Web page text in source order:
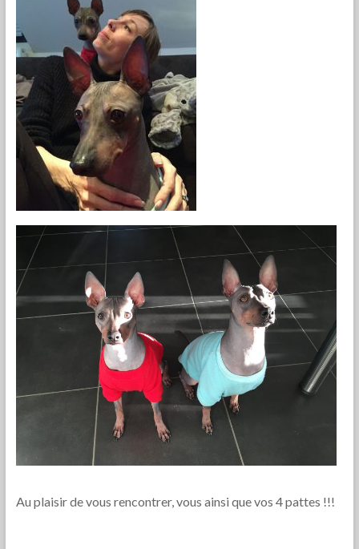
Au plaisir de vous rencontrer, vous ainsi que vos 4 pattes !!!